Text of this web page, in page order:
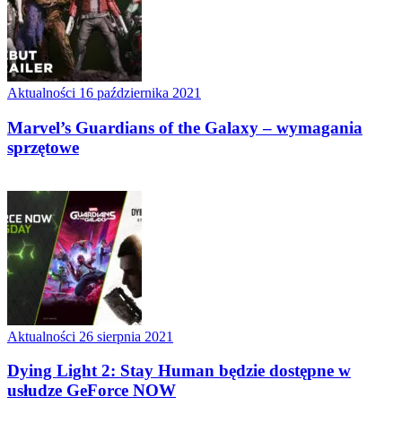
Aktualności 16 października 2021
Marvel’s Guardians of the Galaxy – wymagania
sprzętowe
Aktualności 26 sierpnia 2021
Dying Light 2: Stay Human będzie dostępne w
usłudze GeForce NOW